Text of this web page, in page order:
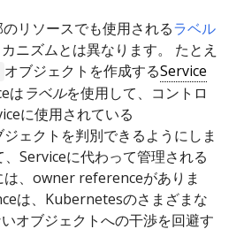
リソースでも使用されるラベル
ニズムとは異なります。 たとえ
オブジェクトを作成するService
はラベルを使用して、コントロ
に使用されている
ジェクトを判別できるようにしま
Serviceに代わって管理される
は、owner referenceがありま
は、Kubernetesのさまざまな
オブジェクトへの干渉を回避す